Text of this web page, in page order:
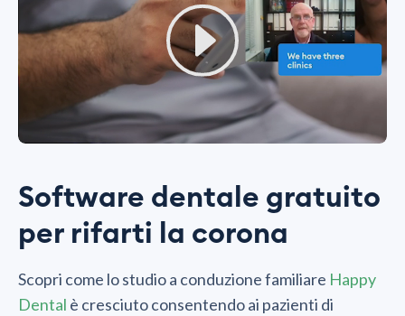
Software dentale gratuito
per rifarti la corona
Scopri come lo studio a conduzione familiare Happy
Dental è cresciuto consentendo ai pazienti di